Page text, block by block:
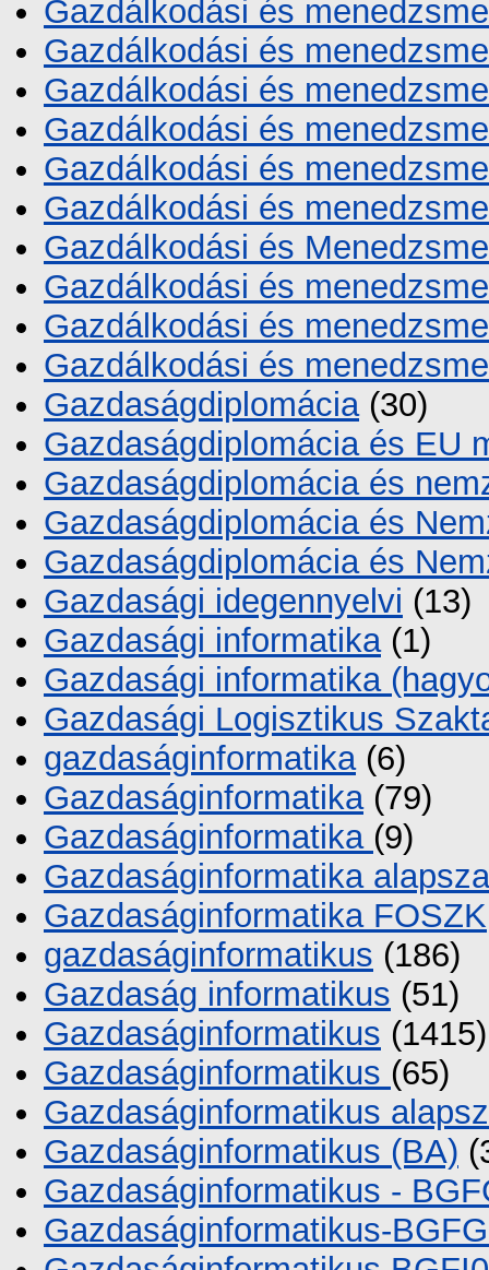
Gazdálkodási és
Gazdálkodási és
Gazdálkodási és
Gazdálkodási és
Gazdálkodási és
Gazdálkodási és
Gazdálkodási és
Gazdálkodási és
Gazdálkodási és
Gazdálkodási és
Gazdaságdiplomácia(30)
Gazdaságdiplomácia és EU
Gazdaságdiplomácia és
Gazdaságdiplomácia és
Gazdaságdiplomácia és
Gazdasági idegennyelvi (13)
Gazdasági informatika(1)
Gazdasági informatika
Gazdasági Logisztikus
gazdaságinformatika(6)
Gazdaságinformatika(79)
Gazdaságinformatika (9)
Gazdaságinformatika
Gazdaságinformatika FOSZK
gazdaságinformatikus (186)
Gazdaság informatikus (51)
Gazdaságinformatikus (1415)
Gazdaságinformatikus (65)
Gazdaságinformatikus
Gazdaságinformatikus (BA)
Gazdaságinformatikus -
Gazdaságinformatikus-